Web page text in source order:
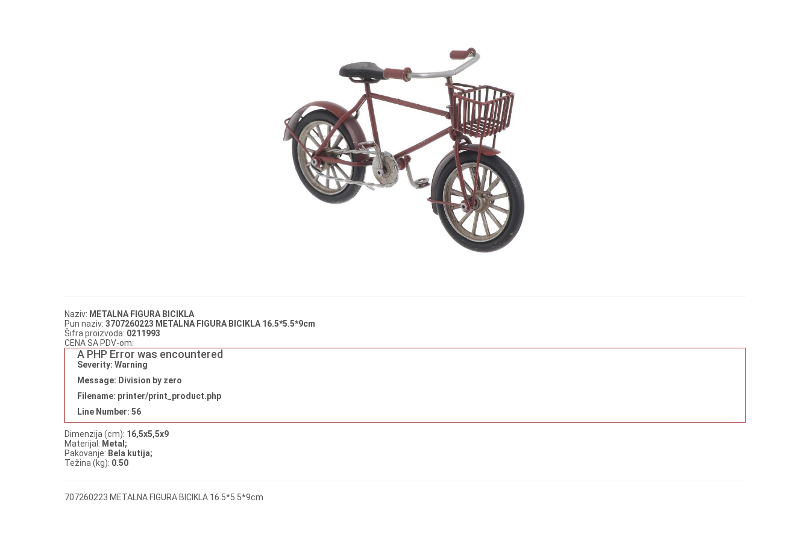
Naziv: METALNA FIGURA BICIKLA
Pun naziv: 3707260223 METALNA FIGURA BICIKLA 16.5*5.5*9cm
Šifra proizvoda: 0211993
CENA SA PDV-om:
A PHP Error was encountered
Severity: Warning
Message: Division by zero
Filename: printer/print_product.php
Line Number: 56
Dimenzija (cm): 16,5x5,5x9
Materijal: Metal;
Pakovanje: Bela kutija;
Težina (kg): 0.50
707260223 METALNA FIGURA BICIKLA 16.5*5.5*9cm